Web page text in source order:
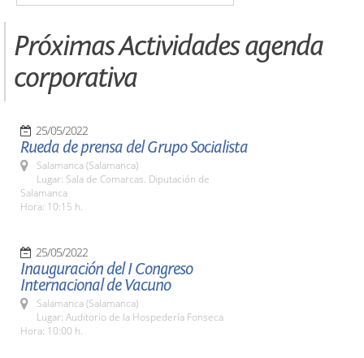
Próximas Actividades agenda
corporativa
25/05/2022
Rueda de prensa del Grupo Socialista
Salamanca (Salamanca)
Lugar: Sala de Comarcas. Diputación de
Salamanca
Hora: 10:15 h.
25/05/2022
Inauguración del I Congreso
Internacional de Vacuno
Salamanca (Salamanca)
Lugar: Auditorio de la Hospedería Fonseca
Hora: 10:00 h.